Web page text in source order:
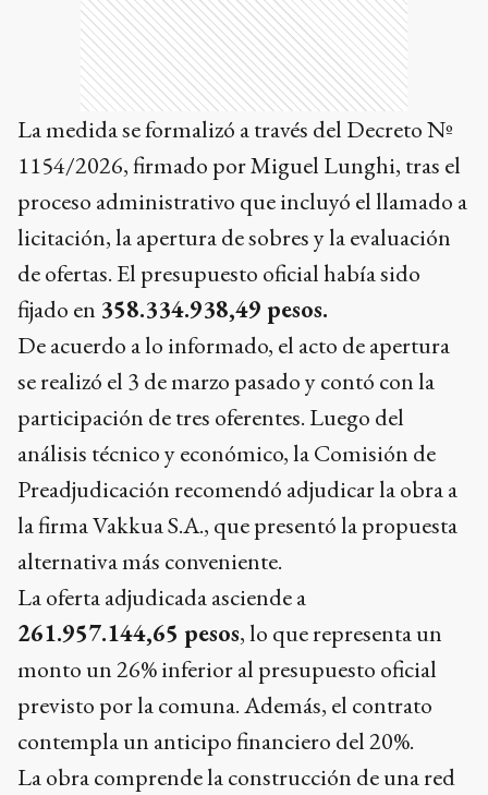
La medida se formalizó a través del Decreto Nº
1154/2026, firmado por Miguel Lunghi, tras el
proceso administrativo que incluyó el llamado a
licitación, la apertura de sobres y la evaluación
de ofertas. El presupuesto oficial había sido
fijado en 358.334.938,49 pesos.
De acuerdo a lo informado, el acto de apertura
se realizó el 3 de marzo pasado y contó con la
participación de tres oferentes. Luego del
análisis técnico y económico, la Comisión de
Preadjudicación recomendó adjudicar la obra a
la firma Vakkua S.A., que presentó la propuesta
alternativa más conveniente.
La oferta adjudicada asciende a
261.957.144,65 pesos, lo que representa un
monto un 26% inferior al presupuesto oficial
previsto por la comuna. Además, el contrato
contempla un anticipo financiero del 20%.
La obra comprende la construcción de una red